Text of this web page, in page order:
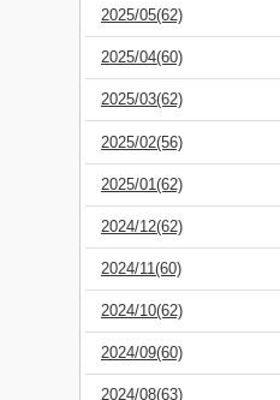
2025/05(62)
2025/04(60)
2025/03(62)
2025/02(56)
2025/01(62)
2024/12(62)
2024/11(60)
2024/10(62)
2024/09(60)
2024/08(63)